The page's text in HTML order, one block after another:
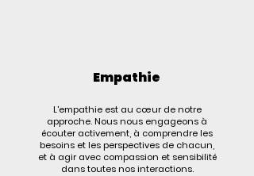
Empathie
L'empathie est au cœur de notre
approche. Nous nous engageons à
écouter activement, à comprendre les
besoins et les perspectives de chacun,
et à agir avec compassion et sensibilité
dans toutes nos interactions.